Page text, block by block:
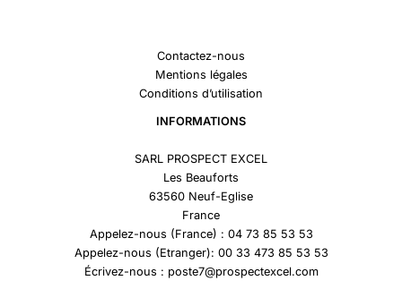
Contactez-nous
Mentions légales
Conditions d’utilisation
INFORMATIONS
SARL PROSPECT EXCEL
Les Beauforts
63560 Neuf-Eglise
France
Appelez-nous (France) : 04 73 85 53 53
Appelez-nous (Etranger): 00 33 473 85 53 53
Écrivez-nous : poste7@prospectexcel.com